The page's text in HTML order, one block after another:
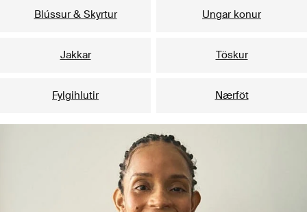
Blússur & Skyrtur Ungar konur
Jakkar Töskur
Fylgihlutir Nærföt